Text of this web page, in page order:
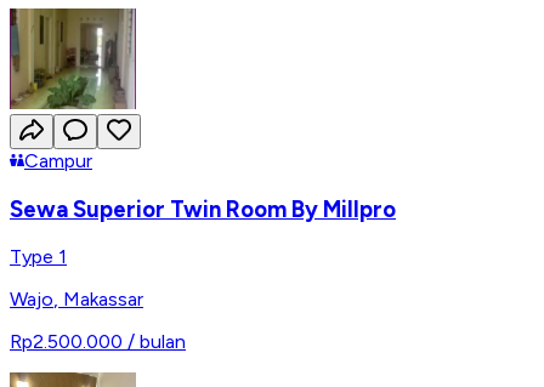
Campur
Sewa Superior Twin Room By Millpro
Type 1
Wajo, Makassar
Rp2.500.000 / bulan